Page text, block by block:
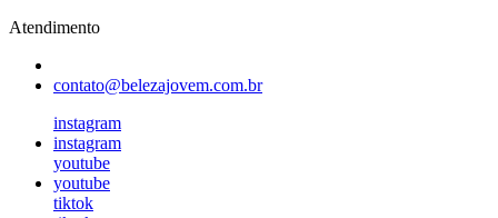
Atendimento
contato@belezajovem.com.br
instagram
instagram
youtube
youtube
tiktok